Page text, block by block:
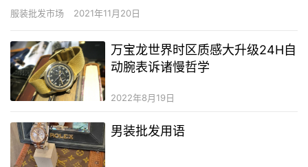
的腰帶是愛馬仕。 愛馬仕（Hermès）是世界著名的奢侈品品牌，
1837年由Thierry Hermès創立於法國巴黎，早年以製造高級馬具起
服装批发市场 2021年11月20日
万宝龙世界时区质感大升级24H自
动腕表诉诸慢哲学
2022年8月19日
男装批发用语